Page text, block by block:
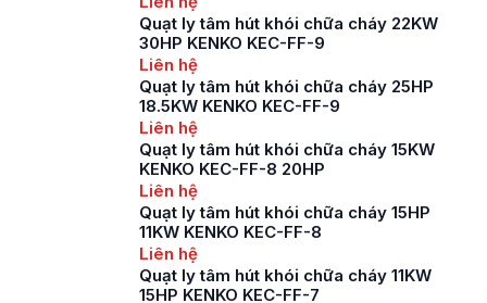
Quạt ly tâm hút khói chữa cháy 22KW
30HP KENKO KEC-FF-9
Liên hệ
Quạt ly tâm hút khói chữa cháy 25HP
18.5KW KENKO KEC-FF-9
Liên hệ
Quạt ly tâm hút khói chữa cháy 15KW
KENKO KEC-FF-8 20HP
Liên hệ
Quạt ly tâm hút khói chữa cháy 15HP
11KW KENKO KEC-FF-8
Liên hệ
Quạt ly tâm hút khói chữa cháy 11KW
15HP KENKO KEC-FF-7